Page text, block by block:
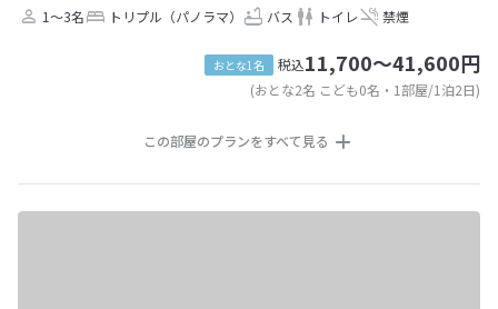
1～3名
トリプル（パノラマ） バス トイレ 禁煙
おとな1名 税込11,700～41,600円
(おとな2名 こども0名・1部屋/1泊2日)
この部屋のプランをすべて見る